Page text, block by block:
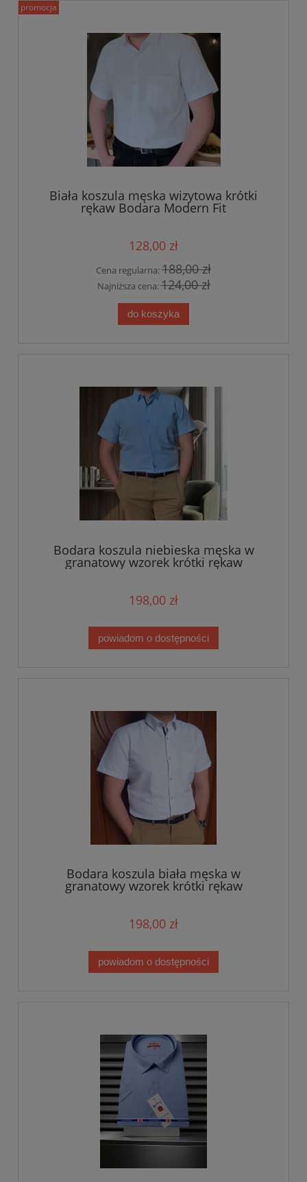
Biała koszula męska wizytowa krótki
rękaw Bodara Modern Fit
128,00 zł
Cena regularna:188,00 zł
Najniższa cena:124,00 zł
do koszyka
promocja
Bodara koszula niebieska męska w
granatowy wzorek krótki rękaw
198,00 zł
powiadom o dostępności
Bodara koszula biała męska w
granatowy wzorek krótki rękaw
198,00 zł
powiadom o dostępności